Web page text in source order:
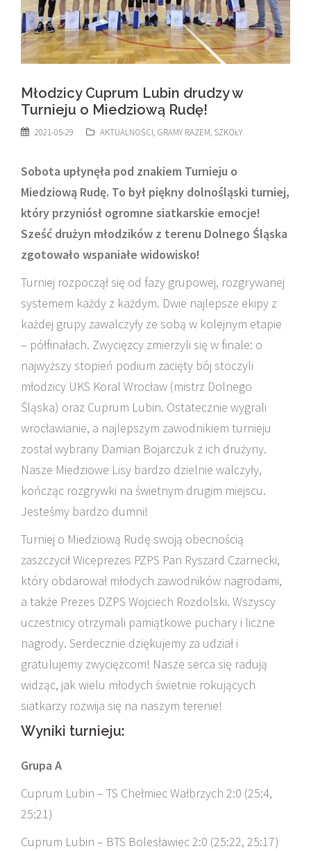
Młodzicy Cuprum Lubin drudzy w
Turnieju o Miedziową Rudę!
2021-05-29 AKTUALNOŚCI, GRAMY RAZEM, SZKOŁY
Sobota upłynęła pod znakiem Turnieju o
Miedziową Rudę. To był piękny dolnośląski turniej,
który przyniósł ogromne siatkarskie emocje!
Sześć drużyn młodzików z terenu Dolnego Śląska
zgotowało wspaniałe widowisko!
Turniej rozpoczął się od fazy grupowej, rozgrywanej
systemem każdy z każdym. Dwie najlepsze ekipy z
każdej grupy zawalczyły ze sobą w kolejnym etapie
– półfinałach. Zwycięzcy zmierzyli się w finale: o
najwyższy stopień podium zacięty bój stoczyli
młodzicy UKS Koral Wrocław (mistrz Dolnego
Śląska) oraz Cuprum Lubin. Ostatecznie wygrali
wrocławianie, a najlepszym zawodnikiem turnieju
został wybrany Damian Bojarczuk z ich drużyny.
Nasze Miedziowe Lisy bardzo dzielnie walczyły,
kończąc rozgrywki na świetnym drugim miejscu.
Jesteśmy bardzo dumni!
Turniej o Miedziową Rudę swoją obecnością
zaszczycił Wiceprezes PZPS Pan Ryszard Czarnecki,
który obdarował młodych zawodników nagrodami,
a także Prezes DZPS Wojciech Rozdolski. Wszyscy
uczestnicy otrzymali pamiątkowe puchary i liczne
nagrody. Serdecznie dziękujemy za udział i
gratulujemy zwycięzcom! Nasze serca się radują
widząc, jak wielu młodych świetnie rokujących
siatkarzy rozwija się na naszym terenie!
Wyniki turnieju:
Grupa A
Cuprum Lubin – TS Chełmiec Wałbrzych 2:0 (25:4,
25:21)
Cuprum Lubin – BTS Bolesławiec 2:0 (25:22, 25:17)